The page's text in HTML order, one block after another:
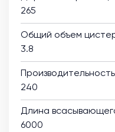
265
Общий объем
3.8
240
Длина
6000